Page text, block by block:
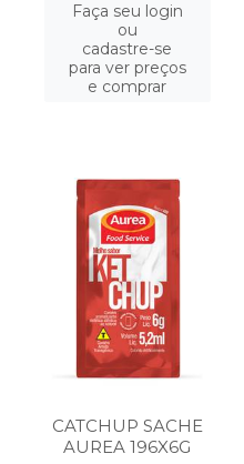
Faça seu login
ou
cadastre-se
para ver preços
e comprar
CATCHUP SACHE
AUREA 196X6G